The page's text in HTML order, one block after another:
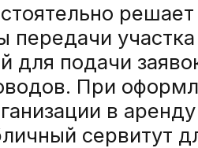
для подачи
При
в
сервитут